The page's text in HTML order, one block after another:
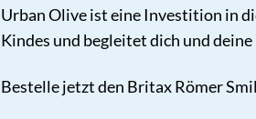
Urban Olive ist eine Investition in
Kindes und begleitet dich und
Bestelle jetzt den Britax Römer